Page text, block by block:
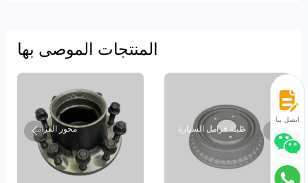
المنتجات الموصى بها
محور الفرامل طبلة فرامل السيارة
اتصل بنا